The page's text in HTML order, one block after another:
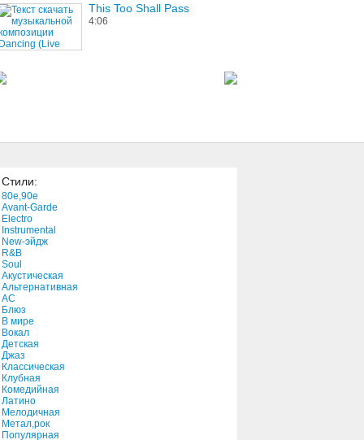
This Too Shall Pass
4:06
3:05
Стили:
80e,90e
Avant-Garde
Electro
Instrumental
New-эйдж
R&B
Soul
Акустическая
Альтернативная
АС
Блюз
В мире
Вокал
Детская
Джаз
Классическая
Клубная
Комедийная
Латино
Мелодичная
Метал,рок
Популярная